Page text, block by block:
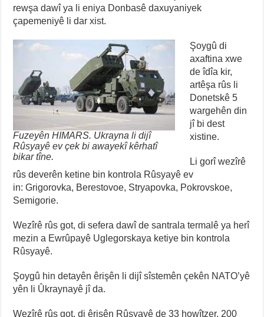
rewşa dawî ya li eniya Donbasê daxuyaniyek
çapemeniyê li dar xist.
Fuzeyên HIMARS. Ukrayna li dijî
Rûsyayê ev çek bi awayekî kêrhatî
bikar tîne.
Şoygû di
axaftina xwe
de îdîa kir,
artêşa rûs li
Donetskê 5
wargehên din
jî bi dest
xistine.
Li gorî wezîrê
rûs deverên ketine bin kontrola Rûsyayê ev
in: Grigorovka, Berestovoe, Stryapovka, Pokrovskoe,
Semigorie.
Wezîrê rûs got, di sefera dawî de santrala termalê ya herî
mezin a Ewrûpayê Uglegorskaya ketiye bin kontrola
Rûsyayê.
Şoygû hin detayên êrişên li dijî sîstemên çekên NATO’yê
yên li Ûkraynayê jî da.
Wezîrê rûs got, di êrişên Rûsyayê de 33 howîtzer, 200